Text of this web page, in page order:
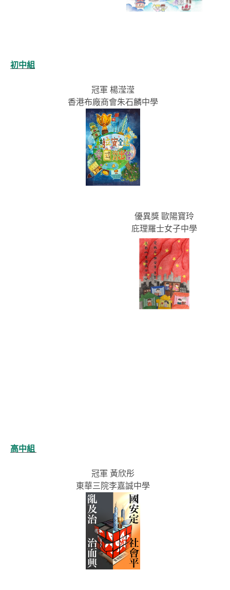
初中組
冠軍 楊滢滢
香港布廠商會朱石麟中學
優異獎 歐陽寶玲
庇理羅士女子中學
高中組
冠軍 黃欣彤
東華三院李嘉誠中學